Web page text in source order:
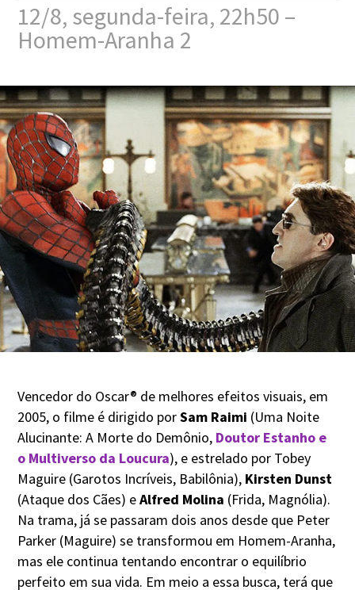
12/8, segunda-feira, 22h50 –
Homem-Aranha 2
Vencedor do Oscar® de melhores efeitos visuais, em
2005, o filme é dirigido porSam Raimi (Uma Noite
Alucinante: A Morte do Demônio, Doutor Estanho e
o Multiverso da Loucura), e estrelado por Tobey
Maguire (Garotos Incríveis, Babilônia), Kirsten Dunst
(Ataque dos Cães) eAlfred Molina (Frida, Magnólia).
Na trama, já se passaram dois anos desde que Peter
Parker (Maguire) se transformou em Homem-Aranha,
mas ele continua tentando encontrar o equilíbrio
perfeito em sua vida. Em meio a essa busca, terá que